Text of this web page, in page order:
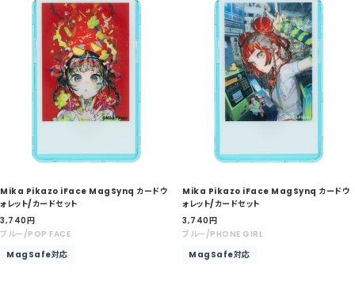
Mika Pikazo iFace MagSynq カードウ
ォレット/カードセット
セ
ー
価
3,740円
ブルー/POP FACE
MagSafe対応
Mika Pikazo iFace MagSynq カードウ
ォレット/カードセット
セ
ー
価
3,740円
ブルー/PHONE GIRL
MagSafe対応